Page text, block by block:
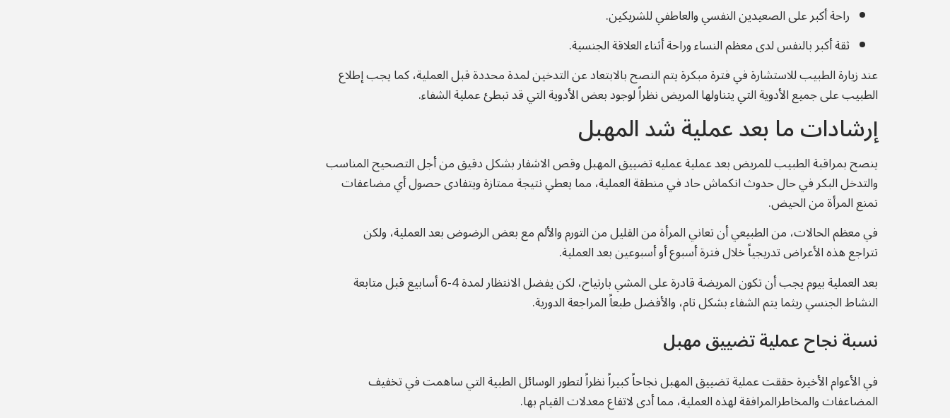
راحة أكبر على الصعيدين النفسي والعاطفي للشريكين.
ثقة أكبر بالنفس لدى معظم النساء وراحة أثناء العلاقة الجنسية.
عند زيارة الطبيب للاستشارة في فترة مبكرة يتم النصح بالابتعاد عن التدخين لمدة محددة قبل العملية، كما يجب إطلاع
الطبيب على جميع الأدوية التي يتناولها المريض نظراً لوجود بعض الأدوية التي قد تبطئ عملية الشفاء.
إرشادات ما بعد عملية شد المهبل
ينصح بمراقبة الطبيب للمريض بعد عملية عمليه تضييق المهبل وقص الاشفار بشكل دقيق من أجل التصحيح المناسب
والتدخل البكر في حال حدوث انكماش حاد في منطقة العملية، مما يعطي نتيجة ممتازة ويتفادى حصول أي مضاعفات
تمنع المرأة من الحيض.
في معظم الحالات، من الطبيعي أن تعاني المرأة من القليل من التورم والألم مع بعض الرضوض بعد العملية، ولكن
تتراجع هذه الأعراض تدريجياً خلال فترة أسبوع أو أسبوعين بعد العملية.
بعد العملية بيوم يجب أن تكون المريضة قادرة على المشي بارتياح، لكن يفضل الانتظار لمدة 4-6 أسابيع قبل متابعة
النشاط الجنسي ريثما يتم الشفاء بشكل تام، والأفضل طبعاً المراجعة الدورية.
نسبة نجاح عملية تضييق مهبل
في الأعوام الأخيرة حققت عملية تضييق المهبل نجاحاً كبيراً نظراً لتطور الوسائل الطبية التي ساهمت في تخفيف
المضاعفات والمخاطرالمرافقة لهذه العملية، مما أدى لاتفاع معدلات القيام بها.